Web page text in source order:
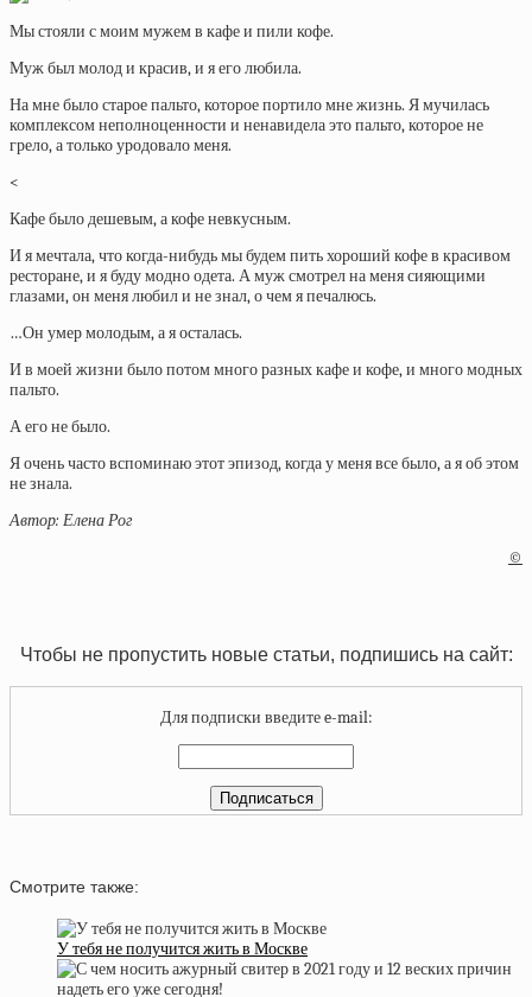
Мы стояли с моим мужем в кафе и пили кофе.
Муж был молод и красив, и я его любила.
На мне было старое пальто, которое портило мне жизнь. Я мучилась
комплексом неполноценности и ненавидела это пальто, которое не
грело, а только уродовало меня.
<
Кафе было дешевым, а кофе невкусным.
И я мечтала, что когда-нибудь мы будем пить хороший кофе в красивом
ресторане, и я буду модно одета. А муж смотрел на меня сияющими
глазами, он меня любил и не знал, о чем я печалюсь.
…Он умер молодым, а я осталась.
И в моей жизни было потом много разных кафе и кофе, и много модных
пальто.
А его не было.
Я очень часто вспоминаю этот эпизод, когда у меня все было, а я об этом
не знала.
Автор: Елена Рог
©
Чтобы не пропустить новые статьи, подпишись на сайт:
Для подписки введите e-mail:
Смотрите также:
У тебя не получится жить в Москве